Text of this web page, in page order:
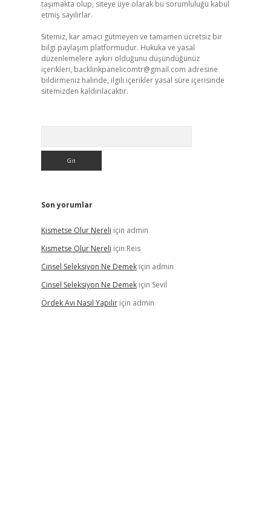
taşımakta olup, siteye üye olarak bu sorumluluğu kabul
etmiş sayılırlar.
Sitemiz, kar amacı gütmeyen ve tamamen ücretsiz bir
bilgi paylaşım platformudur. Hukuka ve yasal
düzenlemelere aykırı olduğunu düşündüğünüz
içerikleri, backlinkpanelicomtr@gmail.com adresine
bildirmeniz halinde, ilgili içerikler yasal süre içerisinde
sitemizden kaldırılacaktır.
Son yorumlar
Kismetse Olur Nereli için admin
Kismetse Olur Nereli için Reis
Cinsel Seleksiyon Ne Demekiçin admin
Cinsel Seleksiyon Ne Demekiçin Sevil
Ördek Avı Nasıl Yapılıriçin admin